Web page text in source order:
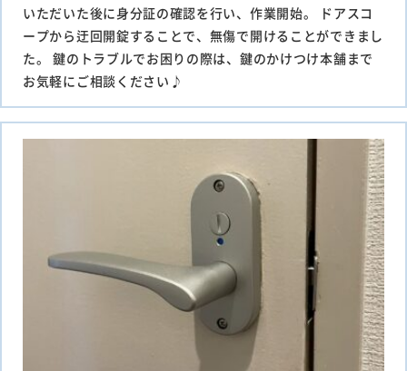
いただいた後に身分証の確認を行い、作業開始。 ドアスコ
ープから迂回開錠することで、無傷で開けることができまし
た。 鍵のトラブルでお困りの際は、鍵のかけつけ本舗まで
お気軽にご相談ください♪